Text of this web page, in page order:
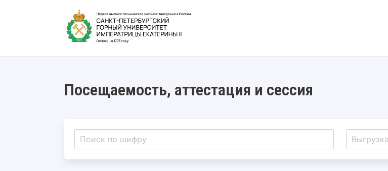
Посещаемость, аттестация и сессия